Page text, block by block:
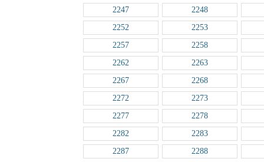
2247
2248
2252
2253
2257
2258
2262
2263
2267
2268
2272
2273
2277
2278
2282
2283
2287
2288